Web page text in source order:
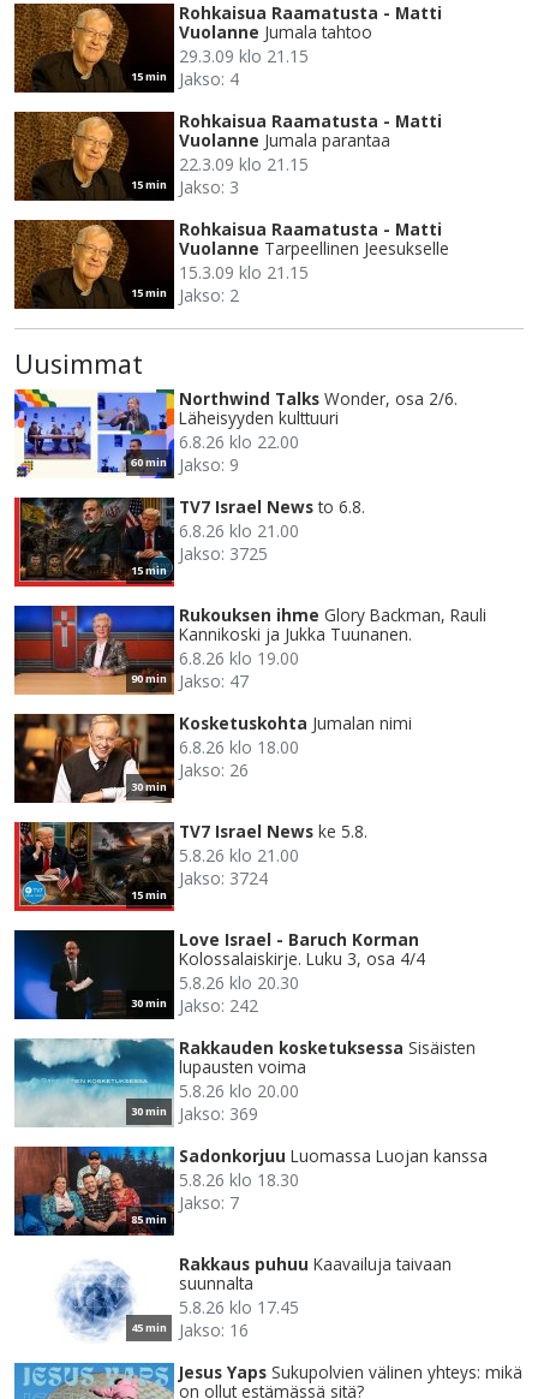
15 min
Rohkaisua Raamatusta - Matti
Vuolanne Jumala tahtoo
29.3.09 klo 21.15
Jakso: 4
15 min
Rohkaisua Raamatusta - Matti
Vuolanne Jumala parantaa
22.3.09 klo 21.15
Jakso: 3
15 min
Rohkaisua Raamatusta - Matti
Vuolanne Tarpeellinen Jeesukselle
15.3.09 klo 21.15
Jakso: 2
Uusimmat
60 min
Northwind Talks Wonder, osa 2/6.
Läheisyyden kulttuuri
6.8.26 klo 22.00
Jakso: 9
15 min
TV7 Israel News to 6.8.
6.8.26 klo 21.00
Jakso: 3725
90 min
Rukouksen ihme Glory Backman, Rauli
Kannikoski ja Jukka Tuunanen.
6.8.26 klo 19.00
Jakso: 47
30 min
Kosketuskohta Jumalan nimi
6.8.26 klo 18.00
Jakso: 26
15 min
TV7 Israel News ke 5.8.
5.8.26 klo 21.00
Jakso: 3724
30 min
Love Israel - Baruch Korman
Kolossalaiskirje. Luku 3, osa 4/4
5.8.26 klo 20.30
Jakso: 242
30 min
Rakkauden kosketuksessa Sisäisten
lupausten voima
5.8.26 klo 20.00
Jakso: 369
85 min
Sadonkorjuu Luomassa Luojan kanssa
5.8.26 klo 18.30
Jakso: 7
45 min
Rakkaus puhuu Kaavailuja taivaan
suunnalta
5.8.26 klo 17.45
Jakso: 16
Jesus Yaps Sukupolvien välinen yhteys: mikä
on ollut estämässä sitä?